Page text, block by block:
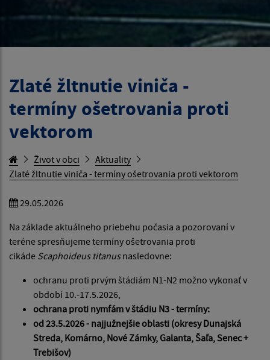
Zlaté žltnutie viniča -
termíny ošetrovania proti
vektorom
Život v obci
Aktuality
Zlaté žltnutie viniča - termíny ošetrovania proti vektorom
29.05.2026
Na základe aktuálneho priebehu počasia a pozorovaní v
teréne spresňujeme termíny ošetrovania proti
cikáde Scaphoideus titanusnasledovne:
ochranu proti prvým štádiám N1-N2 možno vykonať v
období 10.-17.5.2026,
ochrana proti nymfám v štádiu N3 - termíny:
od 23.5.2026 - najjužnejšie oblasti (okresy Dunajská
Streda, Komárno, Nové Zámky, Galanta, Šaľa, Senec +
Trebišov)